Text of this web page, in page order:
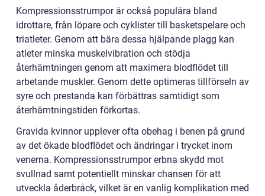
Kompressionsstrumpor är också populära bland
idrottare, från löpare och cyklister till basketspelare och
triatleter. Genom att bära dessa hjälpande plagg kan
atleter minska muskelvibration och stödja
återhämtningen genom att maximera blodflödet till
arbetande muskler. Genom dette optimeras tillförseln av
syre och prestanda kan förbättras samtidigt som
återhämtningstiden förkortas.
Gravida kvinnor upplever ofta obehag i benen på grund
av det ökade blodflödet och ändringar i trycket inom
venerna. Kompressionsstrumpor erbna skydd mot
svullnad samt potentiellt minskar chansen för att
utveckla åderbråck, vilket är en vanlig komplikation med